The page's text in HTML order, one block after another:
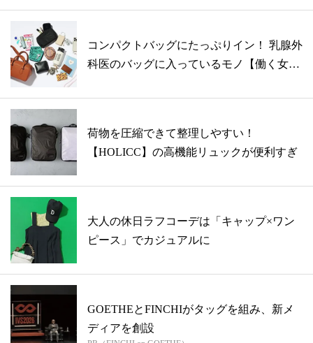
コンパクトバッグにたっぷりイン！ 乳腺外
科医のバッグに入っているモノ【働く女性
荷物を圧縮できて整理しやすい！
【HOLICC】の高機能リュックが便利すぎ
大人の休日ラフコーデは「キャップ×ワン
ピース」でカジュアルに
GOETHEとFINCHIがタッグを組み、新メ
ディアを創設